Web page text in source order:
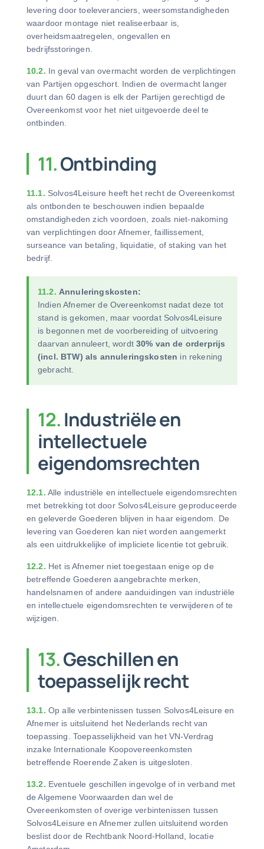
levering door toeleveranciers, weersomstandigheden
waardoor montage niet realiseerbaar is,
overheidsmaatregelen, ongevallen en
bedrijfsstoringen.
10.2. In geval van overmacht worden de verplichtingen
van Partijen opgeschort. Indien de overmacht langer
duurt dan 60 dagen is elk der Partijen gerechtigd de
Overeenkomst voor het niet uitgevoerde deel te
ontbinden.
11.Ontbinding
11.1. Solvos4Leisure heeft het recht de Overeenkomst
als ontbonden te beschouwen indien bepaalde
omstandigheden zich voordoen, zoals niet-nakoming
van verplichtingen door Afnemer, faillissement,
surseance van betaling, liquidatie, of staking van het
bedrijf.
11.2. Annuleringskosten:
Indien Afnemer de Overeenkomst nadat deze tot
stand is gekomen, maar voordat Solvos4Leisure
is begonnen met de voorbereiding of uitvoering
daarvan annuleert, wordt 30% van de orderprijs
(incl. BTW) als annuleringskosten in rekening
gebracht.
12.Industriële en
intellectuele
eigendomsrechten
12.1. Alle industriële en intellectuele eigendomsrechten
met betrekking tot door Solvos4Leisure geproduceerde
en geleverde Goederen blijven in haar eigendom. De
levering van Goederen kan niet worden aangemerkt
als een uitdrukkelijke of impliciete licentie tot gebruik.
12.2. Het is Afnemer niet toegestaan enige op de
betreffende Goederen aangebrachte merken,
handelsnamen of andere aanduidingen van industriële
en intellectuele eigendomsrechten te verwijderen of te
wijzigen.
13.Geschillen en
toepasselijk recht
13.1. Op alle verbintenissen tussen Solvos4Leisure en
Afnemer is uitsluitend het Nederlands recht van
toepassing. Toepasselijkheid van het VN-Verdrag
inzake Internationale Koopovereenkomsten
betreffende Roerende Zaken is uitgesloten.
13.2. Eventuele geschillen ingevolge of in verband met
de Algemene Voorwaarden dan wel de
Overeenkomsten of overige verbintenissen tussen
Solvos4Leisure en Afnemer zullen uitsluitend worden
beslist door de Rechtbank Noord-Holland, locatie